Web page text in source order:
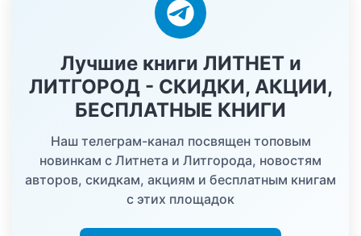
Лучшие книги ЛИТНЕТ и
ЛИТГОРОД - СКИДКИ, АКЦИИ,
БЕСПЛАТНЫЕ КНИГИ
Наш телеграм-канал посвящен топовым
новинкам с Литнета и Литгорода, новостям
авторов, скидкам, акциям и бесплатным книгам
с этих площадок